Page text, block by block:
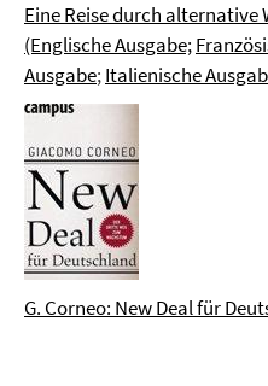
Eine Reise durch alternative
(Englische Ausgabe;
Ausgabe;Italienische
G. Corneo: New Deal für